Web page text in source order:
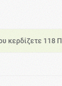
κερδίζετε 118